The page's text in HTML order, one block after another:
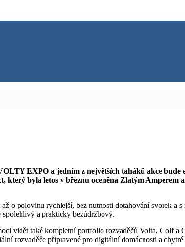
EXPO a jedním z největších taháků akce bude
který byla letos v březnu oceněna Zlatým Amperem
o polovinu rychlejší, bez nutnosti dotahování svorek a
spolehlivý a prakticky bezúdržbový.
vidět také kompletní portfolio rozvaděčů Volta, Golf a
rozvaděče připravené pro digitální domácnosti a chytré